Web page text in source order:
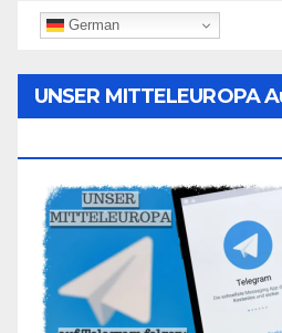
German
UNSER MITTELEUROPA